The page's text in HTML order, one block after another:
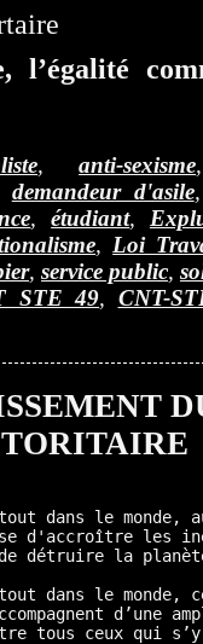
l’égalité
,anti-sexisme
demandeur d'asile
,étudiant,
, Loi
, service public,
STE 49, CNT-
dans le
d'accroître les
détruire la
dans le
tous ceux qui